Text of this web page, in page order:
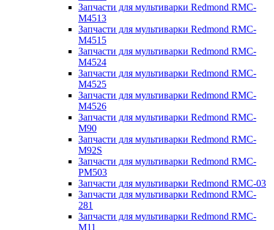
Запчасти для мультиварки Redmond RMC-
M4513
Запчасти для мультиварки Redmond RMC-
M4515
Запчасти для мультиварки Redmond RMC-
M4524
Запчасти для мультиварки Redmond RMC-
M4525
Запчасти для мультиварки Redmond RMC-
M4526
Запчасти для мультиварки Redmond RMC-
M90
Запчасти для мультиварки Redmond RMC-
M92S
Запчасти для мультиварки Redmond RMC-
PM503
Запчасти для мультиварки Redmond RMC-03
Запчасти для мультиварки Redmond RMC-
281
Запчасти для мультиварки Redmond RMC-
M11